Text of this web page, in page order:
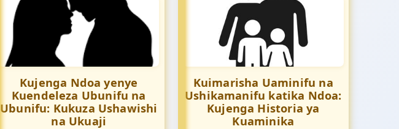
Kujenga Ndoa yenye
Kuendeleza Ubunifu na
Ubunifu: Kukuza Ushawishi
na Ukuaji
Kuimarisha Uaminifu na
Ushikamanifu katika Ndoa:
Kujenga Historia ya
Kuaminika